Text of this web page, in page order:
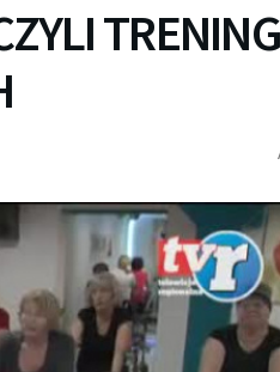
TRENING